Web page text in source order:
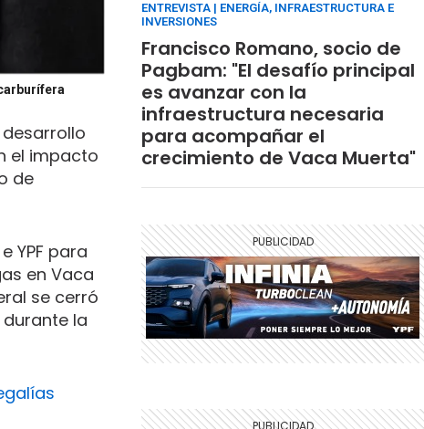
el impacto
de
YPF para
en Vaca
se cerró
la
ENTREVISTA | ENERGÍA, INFRAESTRUCTURA E
INVERSIONES
Francisco Romano, socio de
Pagbam: "El desafío principal
es avanzar con la
infraestructura necesaria
para acompañar el
crecimiento de Vaca Muerta"